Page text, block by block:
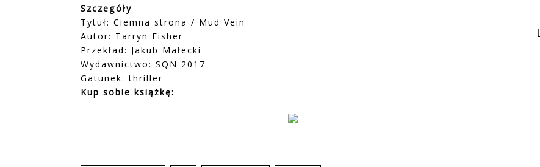
Szczegóły
Tytuł: Ciemna strona / Mud Vein
Autor: Tarryn Fisher
Przekład: Jakub Małecki
Wydawnictwo: SQN 2017
Gatunek: thriller
Kup sobie książkę: